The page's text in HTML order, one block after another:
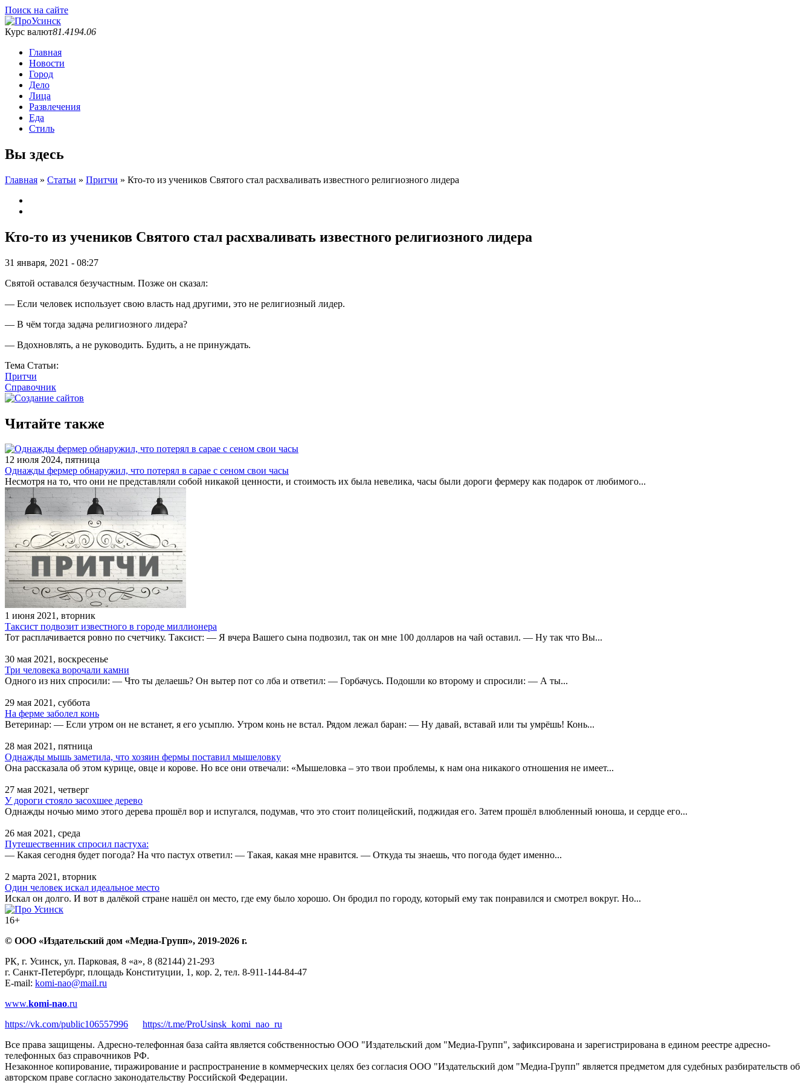
Поиск на сайте
Курс валют81.4194.06
Главная
Новости
Город
Дело
Лица
Развлечения
Еда
Стиль
Вы здесь
Главная » Статьи » Притчи » Кто-то из учеников Святого стал расхваливать известного религиозного лидера
Кто-то из учеников Святого стал расхваливать известного религиозного лидера
31 января, 2021 - 08:27
Святой оставался безучастным. Позже он сказал:
— Если человек использует свою власть над другими, это не религиозный лидер.
— В чём тогда задача религиозного лидера?
— Вдохновлять, а не руководить. Будить, а не принуждать.
Тема Статьи:
Притчи
Справочник
Читайте также
12 июля 2024, пятница
Однажды фермер обнаружил, что потерял в сарае с сеном свои часы
Несмотря на то, что они не представляли собой никакой ценности, и стоимость их была невелика, часы были дороги фермеру как подарок от любимого...
1 июня 2021, вторник
Таксист подвозит известного в городе миллионера
Тот расплачивается ровно по счетчику. Таксист: — Я вчера Вашего сына подвозил, так он мне 100 долларов на чай оставил. — Ну так что Вы...
30 мая 2021, воскресенье
Три человека ворочали камни
Одного из них спросили: — Что ты делаешь? Он вытер пот со лба и ответил: — Горбачусь. Подошли ко второму и спросили: — А ты...
29 мая 2021, суббота
На ферме заболел конь
Ветеринар: — Если утром он не встанет, я его усыплю. Утром конь не встал. Рядом лежал баран: — Ну давай, вставай или ты умрёшь! Конь...
28 мая 2021, пятница
Однажды мышь заметила, что хозяин фермы поставил мышеловку
Она рассказала об этом курице, овце и корове. Но все они отвечали: «Мышеловка – это твои проблемы, к нам она никакого отношения не имеет...
27 мая 2021, четверг
У дороги стояло засохшее дерево
Однажды ночью мимо этого дерева прошёл вор и испугался, подумав, что это стоит полицейский, поджидая его. Затем прошёл влюбленный юноша, и сердце его...
26 мая 2021, среда
Путешественник спросил пастуха:
— Какая сегодня будет погода? На что пастух ответил: — Такая, какая мне нравится. — Откуда ты знаешь, что погода будет именно...
2 марта 2021, вторник
Один человек искал идеальное место
Искал он долго. И вот в далёкой стране нашёл он место, где ему было хорошо. Он бродил по городу, который ему так понравился и смотрел вокруг. Но...
16+
© ООО «Издательский дом «Медиа-Групп», 2019-2026 г.
РК, г. Усинск, ул. Парковая, 8 «а», 8 (82144) 21-293
г. Санкт-Петербург, площадь Конституции, 1, кор. 2, тел. 8-911-144-84-47
E-mail: komi-nao@mail.ru
www.komi-nao.ru
https://vk.com/public106557996
https://t.me/ProUsinsk_komi_nao_ru
Все права защищены. Адресно-телефонная база сайта является собственностью ООО "Издательский дом "Медиа-Групп", зафиксирована и зарегистрирована в едином реестре адресно-
телефонных баз справочников РФ.
Незаконное копирование, тиражирование и распространение в коммерческих целях без согласия ООО "Издательский дом "Медиа-Групп" является предметом для судебных разбирательств об
авторском праве согласно законодательству Российской Федерации.